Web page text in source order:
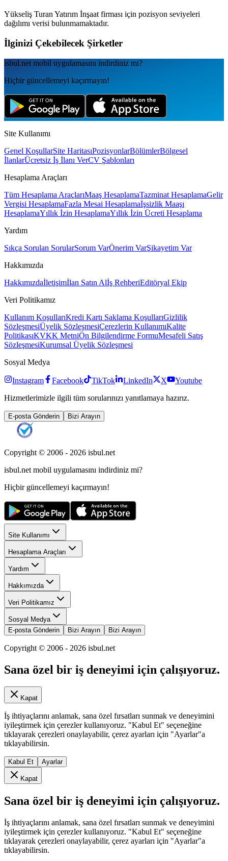
Yükseliş Turan Yatırım İnşaat firması için pozisyon seviyeleri
dağılımı verisi bulunmamaktadır.
İlginizi Çekebilecek Şirketler
isbul.net mobil uygulamаsını indirdiniz mi?
Hiçbir güncellemeyi kaçırmayın!
Site Kullanımı
Genel KoşullarSite HaritasıPozisyonlarBölümlerBölgesel
İlanlarÜcretsiz İş İlanı VerCV Şablonları
Hesaplama Araçları
Tüm Hesaplama AraçlarıMaaş HesaplamaTazminat HesaplamaGelir
Vergisi HesaplamaFazla Mesai Hesaplamaİşsizlik Maaşı
HesaplamaYıllık İzin HesaplamaYıllık İzin Ücreti Hesaplama
Yardım
Sıkça Sorulan SorularSorum VarÖnerim VarŞikayetim Var
Hakkımızda
Hakkımızdaİletişimİlan Satın Alİş RehberiEditöryal Ekip
Veri Politikamız
Kullanım KoşullarıKredi Kartı Saklama KoşullarıGizlilik
SözleşmesiÜyelik SözleşmesiÇerezlerin KullanımıKalite
PolitikasıKVKK MetniÖn Bilgilendirme FormuMesafeli Satış
SözleşmesiKurumsal Üyelik Sözleşmesi
Sosyal Medya
Instagram Facebook TikTok LinkedIn X
Youtube
Hizmetlerimizle ilgili tüm sorularınızı yanıtlamaya hazırız.
E-posta Gönderin Bizi Arayın
Copyright © 2006 - 2026 isbul.net
isbul.net mobil uygulamasını indirdiniz mi?
Hiçbir güncellemeyi kaçırmayın!
Site Kullanımı
Hesaplama Araçları
Yardım
Hakkımızda
Veri Politikamız
Sosyal Medya
E-posta Gönderin
Bizi Arayın Bizi Arayın
Copyright © 2006 - 2026 isbul.net
Sana özel bir iş deneyimi için çalışıyoruz.
Kapat
İş ihtiyaçlarını anlamak, sana özel fırsatları sunmak ve deneyimini
iyileştirmek için çerezler kullanıyoruz. "Kabul Et" seçeneğine
tıklayarak çerezleri onaylayabilir, çerez ayarları için "Ayarlar"a
tıklayabilirsin.
Kabul Et Ayarlar
Kapat
Sana özel bir iş deneyimi için çalışıyoruz.
İş ihtiyaçlarını anlamak, sana özel fırsatları sunmak ve deneyimini
iyileştirmek için çerezler kullanıyoruz. "Kabul Et" seçeneğine
tıklayarak çerezleri onaylayabilir, çerez ayarları için "Ayarlar"a
tıklayabilirsin.